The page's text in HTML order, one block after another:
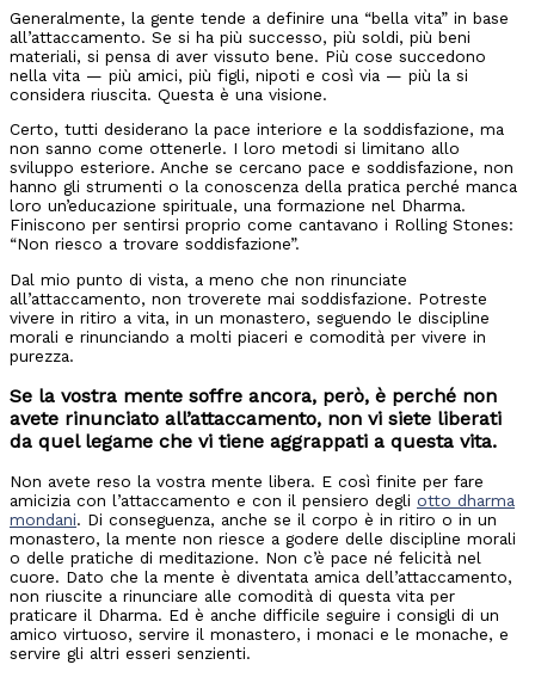
Generalmente, la gente tende a definire una “bella vita” in base
all’attaccamento. Se si ha più successo, più soldi, più beni
materiali, si pensa di aver vissuto bene. Più cose succedono
nella vita — più amici, più figli, nipoti e così via — più la si
considera riuscita. Questa è una visione.
Certo, tutti desiderano la pace interiore e la soddisfazione, ma
non sanno come ottenerle. I loro metodi si limitano allo
sviluppo esteriore. Anche se cercano pace e soddisfazione, non
hanno gli strumenti o la conoscenza della pratica perché manca
loro un’educazione spirituale, una formazione nel Dharma.
Finiscono per sentirsi proprio come cantavano i Rolling Stones:
“Non riesco a trovare soddisfazione”.
Dal mio punto di vista, a meno che non rinunciate
all’attaccamento, non troverete mai soddisfazione. Potreste
vivere in ritiro a vita, in un monastero, seguendo le discipline
morali e rinunciando a molti piaceri e comodità per vivere in
purezza.
Se la vostra mente soffre ancora, però, è perché non
avete rinunciato all’attaccamento, non vi siete liberati
da quel legame che vi tiene aggrappati a questa vita.
Non avete reso la vostra mente libera. E così finite per fare
amicizia con l’attaccamento e con il pensiero degli otto dharma
mondani. Di conseguenza, anche se il corpo è in ritiro o in un
monastero, la mente non riesce a godere delle discipline morali
o delle pratiche di meditazione. Non c’è pace né felicità nel
cuore. Dato che la mente è diventata amica dell’attaccamento,
non riuscite a rinunciare alle comodità di questa vita per
praticare il Dharma. Ed è anche difficile seguire i consigli di un
amico virtuoso, servire il monastero, i monaci e le monache, e
servire gli altri esseri senzienti.